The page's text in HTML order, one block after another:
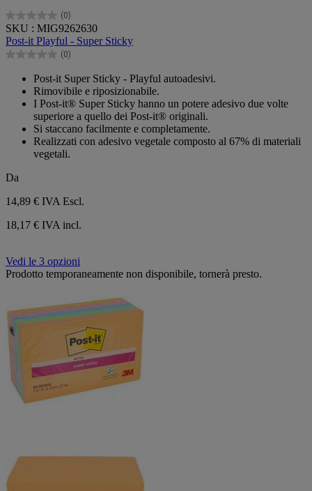
(0)
0.0
su
5
stelle.
SKU : MIG9262630
Post-it Playful - Super Sticky
(0)
0.0
Post-it Super Sticky - Playful autoadesivi.
Rimovibile e riposizionabile.
I Post-it® Super Sticky hanno un potere adesivo due volte
superiore a quello dei Post-it® originali.
Si staccano facilmente e completamente.
Realizzati con adesivo vegetale composto al 67% di materiali
vegetali.
Da
14,89 € IVA Escl.
18,17 € IVA incl.
Vedi le 3 opzioni
Prodotto temporaneamente non disponibile, tornerà presto.